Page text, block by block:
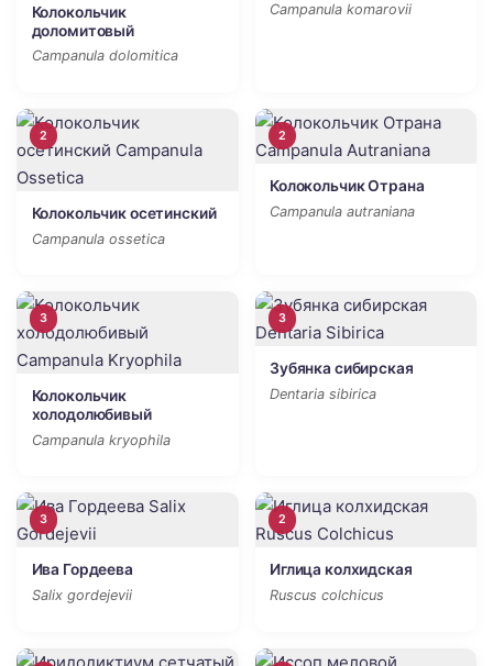
Колокольчик
доломитовый
Campanula dolomitica
Campanula komarovii
2
Колокольчик осетинский
Campanula ossetica
2
Колокольчик Отрана
Campanula autraniana
3
Колокольчик
холодолюбивый
Campanula kryophila
3
Зубянка сибирская
Dentaria sibirica
3
Ива Гордеева
Salix gordejevii
2
Иглица колхидская
Ruscus colchicus